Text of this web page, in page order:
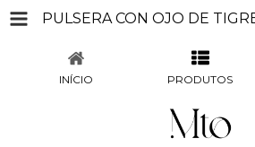
INÍCIO PRODUTOS